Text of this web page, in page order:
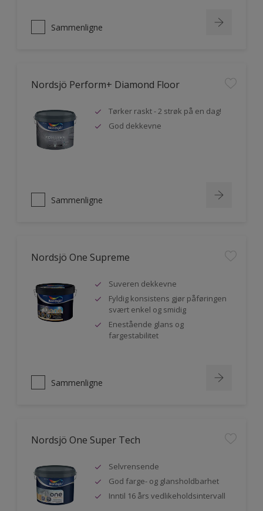
Sammenligne
Nordsjö Perform+ Diamond Floor
Tørker raskt - 2 strøk på en dag!
God dekkevne
Sammenligne
Nordsjö One Supreme
Suveren dekkevne
Fyldig konsistens gjør påføringen
svært enkel og smidig
Enestående glans og
fargestabilitet
Sammenligne
Nordsjö One Super Tech
Selvrensende
God farge- og glansholdbarhet
Inntil 16 års vedlikeholdsintervall